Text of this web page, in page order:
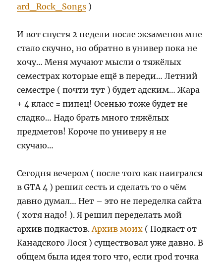
ard_Rock_Songs )
И вот спустя 2 недели после экзаменов мне
стало скучно, но обратно в универ пока не
хочу… Меня мучают мысли о тяжёлых
семестрах которые ещё в переди… Летний
семестре ( почти тут ) будет адским… Жара
+ 4 класс = пипец! Осенью тоже будет не
сладко… Надо брать много тяжёлых
предметов! Короче по универу я не
скучаю…
Сегодня вечером ( после того как наигрался
в GTA 4 ) решил сесть и сделать то о чём
давно думал… Нет – это не переделка сайта
( хотя надо! ). Я решил переделать мой
архив подкастов.Архив моих ( Подкаст от
Канадского Лося ) существовал уже давно. В
общем была идея того что, если rpod точка